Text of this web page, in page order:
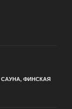
САУНА, ФИНСКАЯ